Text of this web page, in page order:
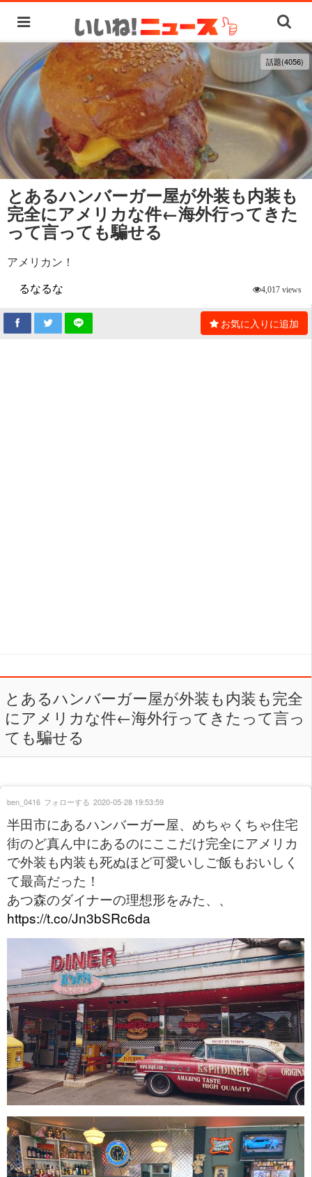
話題(4056)
とあるハンバーガー屋が外装も内装も
完全にアメリカな件←海外行ってきた
って言っても騙せる
アメリカン！
るなるな
4,017 views
お気に入りに追加
とあるハンバーガー屋が外装も内装も完全
にアメリカな件←海外行ってきたって言っ
ても騙せる
半田市にあるハンバーガー屋、めちゃくちゃ住宅
街のど真ん中にあるのにここだけ完全にアメリカ
で外装も内装も死ぬほど可愛いしご飯もおいしく
て最高だった！
あつ森のダイナーの理想形をみた、、
https://t.co/Jn3bSRc6da
ben_0416 フォローする 2020-05-28 19:53:59